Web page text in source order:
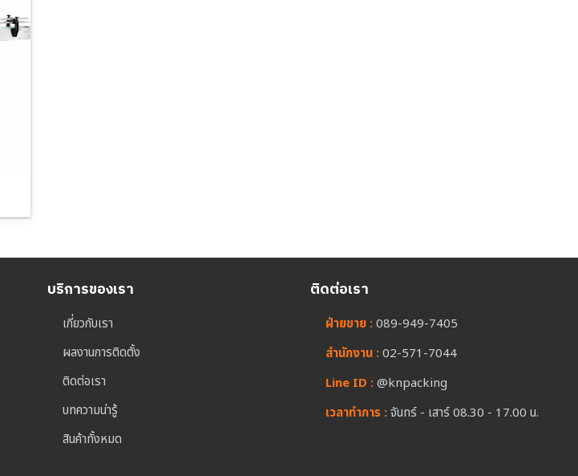
บริการของเรา
เกี่ยวกับเรา
ผลงานการติดตั้ง
ติดต่อเรา
บทความน่ารู้
สินค้าทั้งหมด
ติดต่อเรา
ฝ่ายขาย :089-949-7405
สำนักงาน :02-571-7044
Line ID :@knpacking
เวลาทำการ :จันทร์ - เสาร์ 08.30 - 17.00 น.